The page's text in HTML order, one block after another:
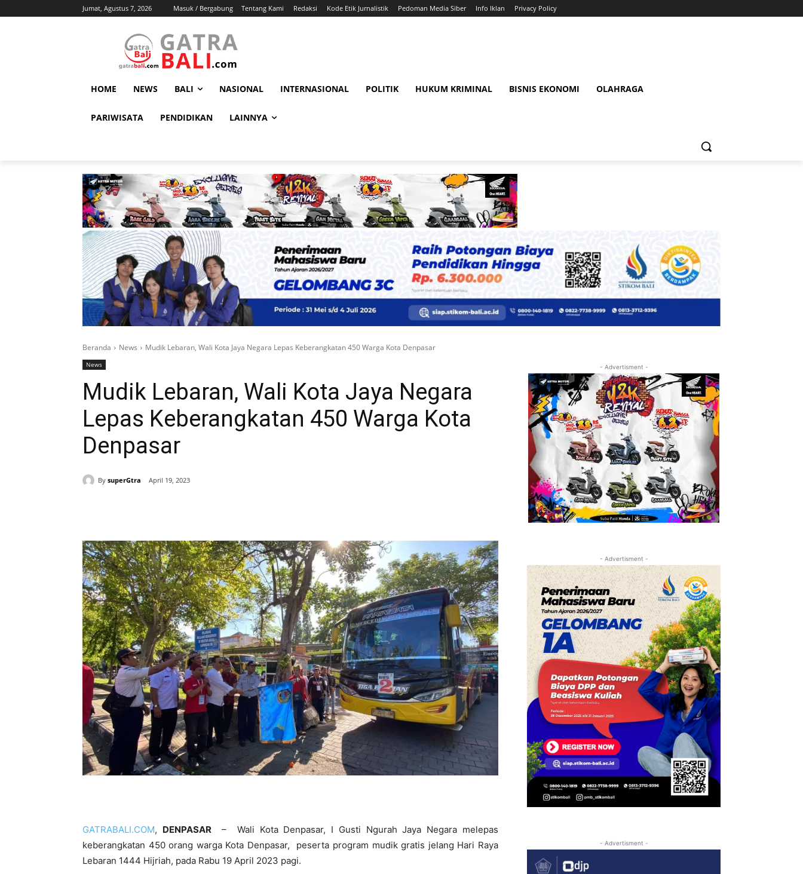
Jumat, Agustus 7, 2026 Masuk / Bergabung Tentang Kami Redaksi Kode Etik Jurnalistik Pedoman Media Siber Info Iklan Privacy Policy
HOME NEWS BALI NASIONAL INTERNASIONAL POLITIK HUKUM KRIMINAL BISNIS EKONOMI OLAHRAGA
PARIWISATA PENDIDIKAN LAINNYA
Beranda News Mudik Lebaran, Wali Kota Jaya Negara Lepas Keberangkatan 450 Warga Kota Denpasar
News
Mudik Lebaran, Wali Kota Jaya Negara
Lepas Keberangkatan 450 Warga Kota
Denpasar
By superGtra April 19, 2023
GATRABALI.COM, DENPASAR – Wali Kota Denpasar, I Gusti Ngurah Jaya Negara melepas
keberangkatan 450 orang warga Kota Denpasar, peserta program mudik gratis jelang Hari Raya
Lebaran 1444 Hijriah, pada Rabu 19 April 2023 pagi.
- Advertisment -
- Advertisment -
- Advertisment -